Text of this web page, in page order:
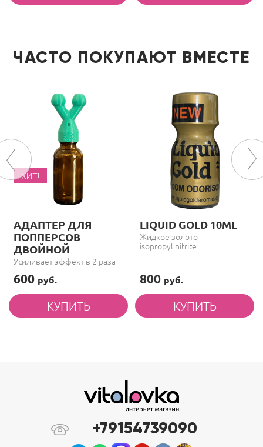
ЧАСТО ПОКУПАЮТ ВМЕСТЕ
ХИТ!
АДАПТЕР ДЛЯ
ПОППЕРСОВ
ДВОЙНОЙ
Усиливает эффект в 2 раза
600 руб.
LIQUID GOLD 10ML
Жидкое золото
isopropyl nitrite
800 руб.
+79154739090